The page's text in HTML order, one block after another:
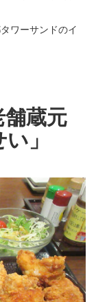
ワーサンドのイ
舗蔵元
」